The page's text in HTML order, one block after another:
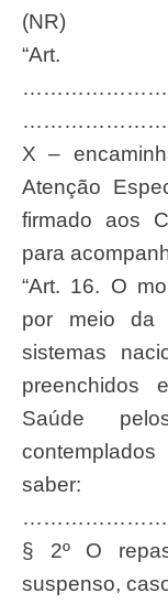
(NR)
X –
Atenção
firmado aos
para
“Art. 16. O
por meio da
sistemas
preenchidos
Saúde
saber:
§ 2º O
suspenso,